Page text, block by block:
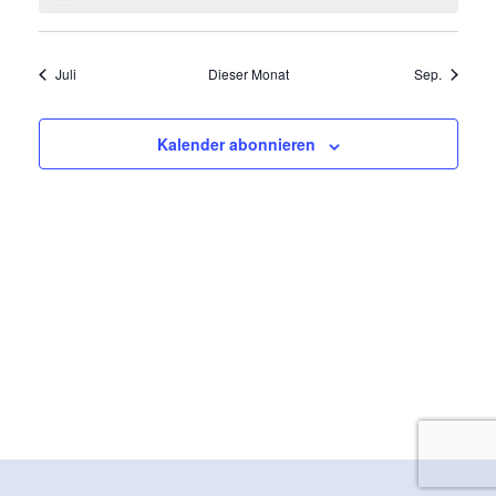
Juli Dieser Monat Sep.
Kalender abonnieren